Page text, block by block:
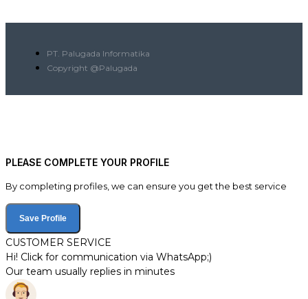
PT. Palugada Informatika
Copyright @Palugada
PLEASE COMPLETE YOUR PROFILE
By completing profiles, we can ensure you get the best service
Save Profile
CUSTOMER SERVICE
Hi! Click for communication via WhatsApp;)
Our team usually replies in minutes